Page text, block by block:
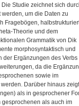
Studie zeichnet sich
um die Daten zu
Fragebögen,
Theorie und dem
Grammatik von Dik
morphosyntaktisch und
der Ergänzungen des Verbs
da die
sowie im
Darüber hinaus
als in gesprochener
als auch im